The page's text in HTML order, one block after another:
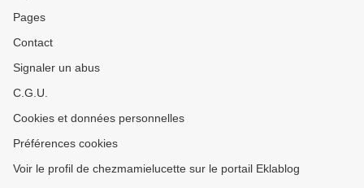
Pages
Contact
Signaler un abus
C.G.U.
Cookies et données personnelles
Préférences cookies
Voir le profil de chezmamielucette sur le portail Eklablog